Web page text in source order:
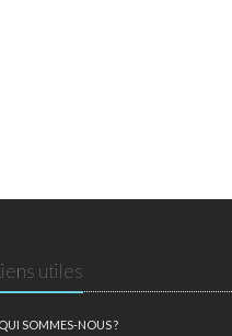
utiles
QUI SOMMES-NOUS ?